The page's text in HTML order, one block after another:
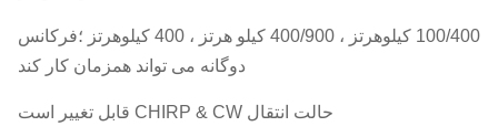
100/400 کیلوهرتز ، 400/900 کیلو هرتز ، 400 کیلوهرتز ؛فرکانس
دوگانه می تواند همزمان کار کند
حالت انتقال CHIRP & CW قابل تغییر است